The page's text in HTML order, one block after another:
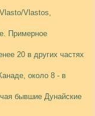
Vlastos,
Примерное
20 в других частях
около 8 - в
бывшие Дунайские